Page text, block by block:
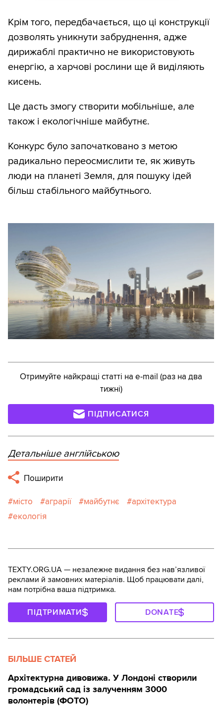
Крім того, передбачається, що ці конструкції
дозволять уникнути забруднення, адже
дирижаблі практично не використовують
енергію, а харчові рослини ще й виділяють
кисень.
Це дасть змогу створити мобільніше, але
також і екологічніше майбутнє.
Конкурс було започатковано з метою
радикально переосмислити те, як живуть
люди на планеті Земля, для пошуку ідей
більш стабільного майбутнього.
Отримуйте найкращі статті на e-mail (раз на два
тижні)
ПІДПИСАТИСЯ
Детальніше англійською
Поширити
місто аграрії майбутнє
архітектура
екологія
TEXTY.ORG.UA — незалежне видання без навʼязливої
реклами й замовних матеріалів. Щоб працювати далі,
нам потрібна ваша підтримка.
ПІДТРИМАТИ DONATE
БІЛЬШЕ СТАТЕЙ
Архітектурна дивовижа. У Лондоні створили
громадський сад із залученням 3000
волонтерів (ФОТО)